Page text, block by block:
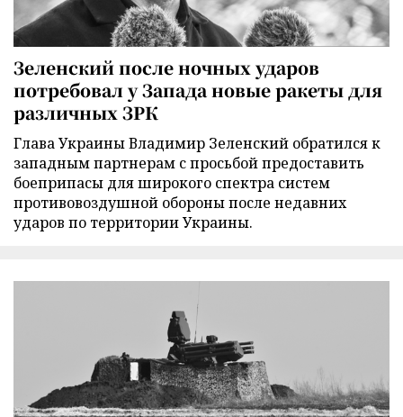
Зеленский после ночных ударов
потребовал у Запада новые ракеты для
различных ЗРК
Глава Украины Владимир Зеленский обратился к
западным партнерам с просьбой предоставить
боеприпасы для широкого спектра систем
противовоздушной обороны после недавних
ударов по территории Украины.